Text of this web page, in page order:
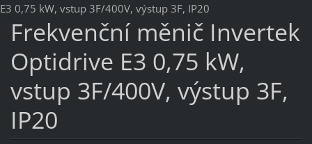
E3 0,75 kW, vstup 3F/400V, výstup 3F, IP20
Frekvenční měnič Invertek
Optidrive E3 0,75 kW,
vstup 3F/400V, výstup 3F,
IP20